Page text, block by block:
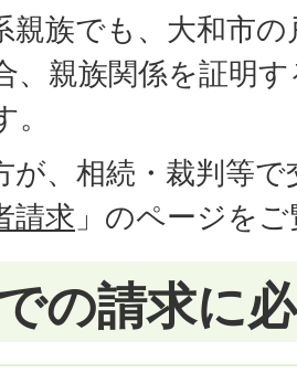
親族でも、大和市
、親族関係を証明
が、相続・裁判等
請求 」のページを
の請求に